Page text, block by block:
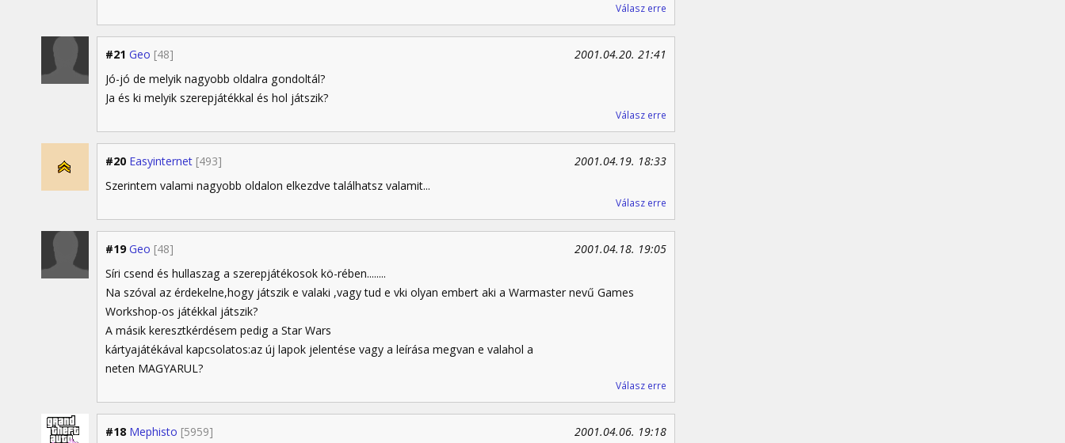
Válasz erre
#21 Geo [48]
2001.04.20. 21:41
Jó-jó de melyik nagyobb oldalra gondoltál?
Ja és ki melyik szerepjátékkal és hol játszik?
Válasz erre
#20 Easyinternet [493]
2001.04.19. 18:33
Szerintem valami nagyobb oldalon elkezdve találhatsz valamit...
Válasz erre
#19 Geo [48]
2001.04.18. 19:05
Síri csend és hullaszag a szerepjátékosok kö-rében........
Na szóval az érdekelne,hogy játszik e valaki ,vagy tud e vki olyan embert aki a Warmaster nevű Games
Workshop-os játékkal játszik?
A másik keresztkérdésem pedig a Star Wars
kártyajátékával kapcsolatos:az új lapok jelentése vagy a leírása megvan e valahol a
neten MAGYARUL?
Válasz erre
#18 Mephisto [5959]
2001.04.06. 19:18